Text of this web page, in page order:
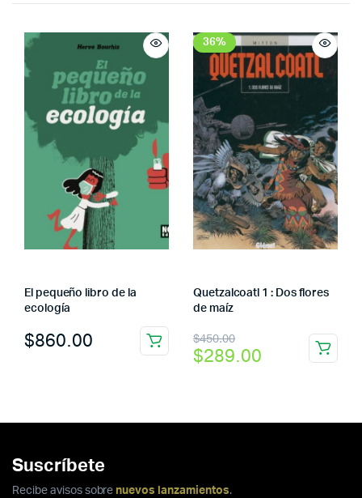
El pequeño libro de la
ecología
$860.00
36%
Quetzalcoatl 1 : Dos flores
de maíz
$450.00
El
precio
era:
$289.00
El
precio
es:
Suscríbete
Recibe avisos sobre nuevos lanzamientos.